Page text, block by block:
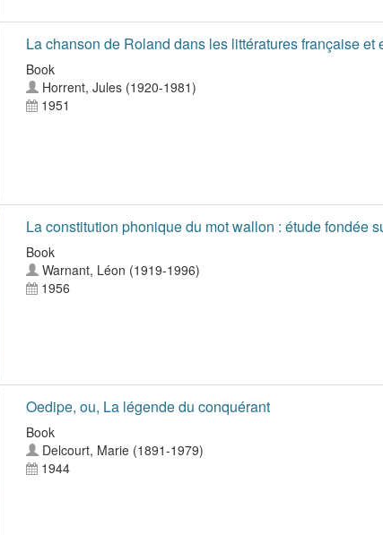
La chanson de Roland dans les littératures française et
Book
Horrent, Jules (1920-1981)
1951
La constitution phonique du mot wallon : étude fondée
Book
Warnant, Léon (1919-1996)
1956
Oedipe, ou, La légende du conquérant
Book
Delcourt, Marie (1891-1979)
1944